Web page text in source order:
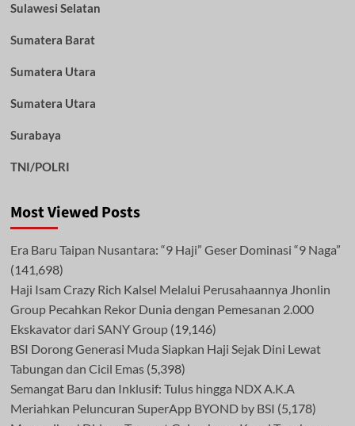
Sulawesi Selatan
Sumatera Barat
Sumatera Utara
Sumatera Utara
Surabaya
TNI/POLRI
Most Viewed Posts
Era Baru Taipan Nusantara: “9 Haji” Geser Dominasi “9 Naga”
(141,698)
Haji Isam Crazy Rich Kalsel Melalui Perusahaannya Jhonlin
Group Pecahkan Rekor Dunia dengan Pemesanan 2.000
Ekskavator dari SANY Group (19,146)
BSI Dorong Generasi Muda Siapkan Haji Sejak Dini Lewat
Tabungan dan Cicil Emas (5,398)
Semangat Baru dan Inklusif: Tulus hingga NDX A.K.A
Meriahkan Peluncuran SuperApp BYOND by BSI (5,178)